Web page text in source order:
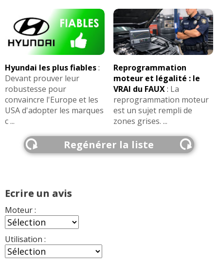
Hyundai les plus fiables:
Devant prouver leur
robustesse pour
convaincre l'Europe et les
USA d'adopter les marques
c ...
Reprogrammation
moteur et légalité : le
VRAI du FAUX: La
reprogrammation moteur
est un sujet rempli de
zones grises. ...
Regénérer la liste
Ecrire un avis
Moteur :
Utilisation :